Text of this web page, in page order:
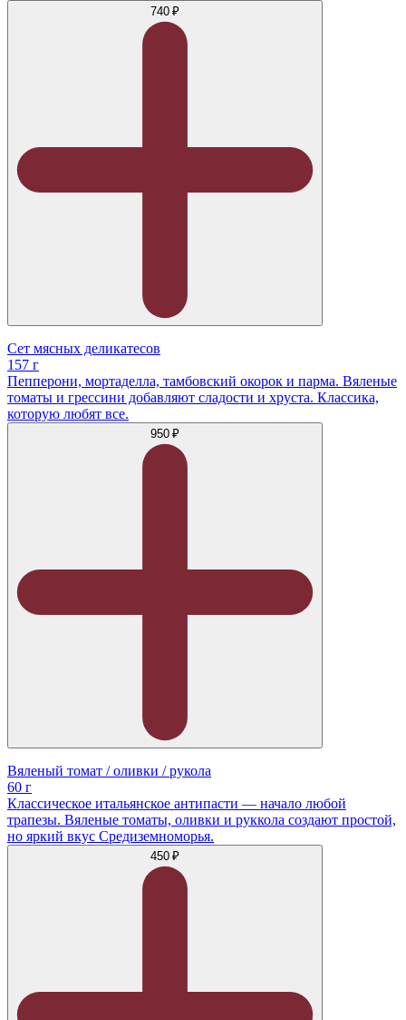
740 ₽
Сет мясных деликатесов
157 г
Пепперони, мортаделла, тамбовский окорок и парма. Вяленые
томаты и грессини добавляют сладости и хруста. Классика,
которую любят все.
950 ₽
Вяленый томат / оливки / рукола
60 г
Классическое итальянское антипасти — начало любой
трапезы. Вяленые томаты, оливки и руккола создают простой,
но яркий вкус Средиземноморья.
450 ₽